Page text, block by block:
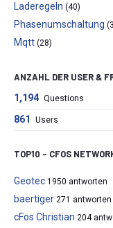
Laderegeln (40)
Phasenumschaltung
Mqtt (28)
ANZAHL DER USER &
1,194 Questions
861 Users
TOP10 – CFOS
Geotec 1950 antworten
baertiger 271 antworten
cFos Christian 204